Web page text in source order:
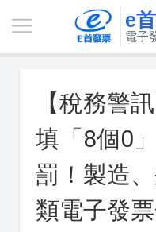
e
電子
【稅務警
填「8個0
罰！製造
類電子發